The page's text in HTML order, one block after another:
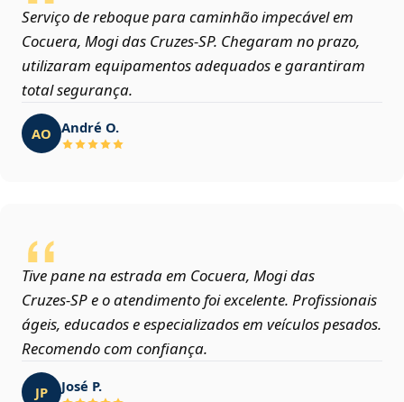
Serviço de reboque para caminhão impecável em
Cocuera, Mogi das Cruzes‑SP. Chegaram no prazo,
utilizaram equipamentos adequados e garantiram
total segurança.
AO André O.
Tive pane na estrada em Cocuera, Mogi das
Cruzes‑SP e o atendimento foi excelente. Profissionais
ágeis, educados e especializados em veículos pesados.
Recomendo com confiança.
JP José P.